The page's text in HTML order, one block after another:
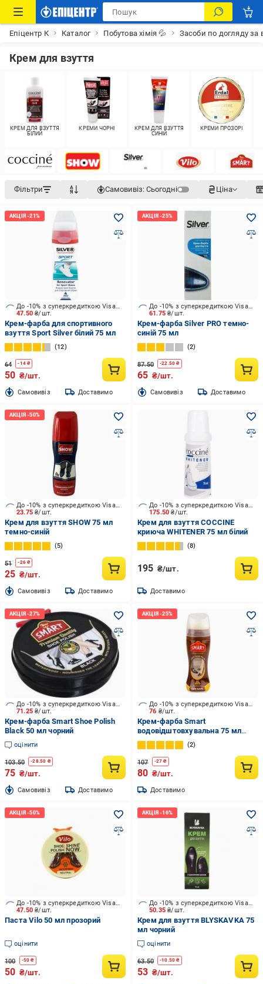
Епіцентр К Каталог Побутова хімія 💦 Засоби по догляду за
Крем для взуття
КРЕМ ДЛЯ ВЗУТТЯ
БІЛИЙ
КРЕМИ ЧОРНІ
КРЕМ ДЛЯ ВЗУТТЯ
СИНІЙ
КРЕМИ ПРОЗОРІ
Фільтри Самовивіз: Сьогодні Ціна
47.50₴/шт.
До -10% з суперкредиткою Visa Вигода
Крем-фарба для спортивного
взуття Sport Silver білий 75 мл
12
64 -14 ₴
50 ₴/шт.
Cамовивіз Доставимо
61.75₴/шт.
До -10% з суперкредиткою Visa Вигода
Крем-фарба Silver PRO темно-
синій 75 мл
2
87.50 -22.50 ₴
65 ₴/шт.
Cамовивіз Доставимо
23.75₴/шт.
До -10% з суперкредиткою Visa Вигода
Крем для взуття SHOW 75 мл
темно-синій
5
51 -26 ₴
25 ₴/шт.
Cамовивіз Доставимо
175.50₴/шт.
До -10% з суперкредиткою Visa Вигода
Крем для взуття COCCINE
криюча WHITENER 75 мл білий
8
195 ₴/шт.
Доставимо
71.25₴/шт.
До -10% з суперкредиткою Visa Вигода
Крем-фарба Smart Shoe Polish
Black 50 мл чорний
оцінити
103.50 -28.50 ₴
75 ₴/шт.
Cамовивіз Доставимо
76 ₴/шт.
До -10% з суперкредиткою Visa Вигода
Крем-фарба Smart
водовідштовхувальна 75 мл
коричневий
2
107 -27 ₴
80 ₴/шт.
Доставимо
47.50₴/шт.
До -10% з суперкредиткою Visa Вигода
Паста Vilo 50 мл прозорий
оцінити
100 -50 ₴
50 ₴/шт.
50.35₴/шт.
До -10% з суперкредиткою Visa Вигода
Крем для взуття BLYSKAVKA 75
мл чорний
оцінити
63.50 -10.50 ₴
53 ₴/шт.